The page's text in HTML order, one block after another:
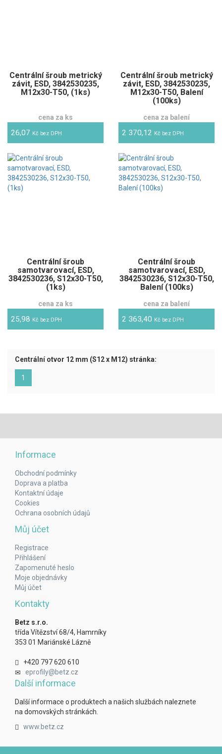
Centrální šroub metrický
závit, ESD, 3842530235,
M12x30-T50, (1ks)
cena za ks
26,07 Kč bez DPH
Centrální šroub metrický
závit, ESD, 3842530235,
M12x30-T50, Balení
(100ks)
cena za balení
2 370,12 Kč bez DPH
Centrální šroub
samotvarovací, ESD,
3842530236, S12x30-T50,
(1ks)
cena za ks
25,98 Kč bez DPH
Centrální šroub
samotvarovací, ESD,
3842530236, S12x30-T50,
Balení (100ks)
cena za balení
2 363,40 Kč bez DPH
Centrální otvor 12 mm (S12 x M12) stránka:
1
Informace
Obchodní podmínky
Doprava a platba
Kontaktní údaje
Cookies
Ochrana osobních údajů
Můj účet
Registrace
Přihlášení
Zapomenuté heslo
Moje objednávky
Můj účet
Kontakty
Betz s.r.o.
třída Vítězství 68/4, Hamrníky
353 01 Mariánské Lázně
+420 797 620 610
eprofily@betz.cz
Další informace
Další informace o produktech a našich službách naleznete
na domovských stránkách.
www.betz.cz